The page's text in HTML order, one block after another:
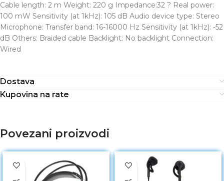
Cable length: 2 m Weight: 220 g Impedance:32 ? Real power:
100 mW Sensitivity (at 1kHz): 105 dB Audio device type: Stereo
Microphone: Transfer band: 16-16000 Hz Sensitivity (at 1kHz): -52
dB Others: Braided cable Backlight: No backlight Connection:
Wired
Dostava
Kupovina na rate
Povezani proizvodi